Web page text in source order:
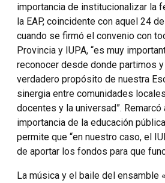
importancia de institucionalizar la
la EAP, coincidente con aquel 24
cuando se firmó el convenio con
Provincia y IUPA, “es muy
reconocer desde donde partimos
verdadero propósito de nuestra
sinergia entre comunidades
docentes y la universad”. Remarcó
importancia de la educación
permite que “en nuestro caso, el
de aportar los fondos para que
La música y el baile del ensamble